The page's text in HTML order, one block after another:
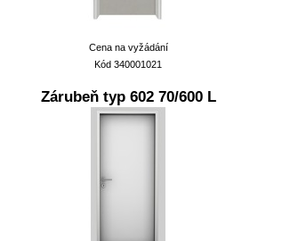
Cena na vyžádání
Kód 340001021
Zárubeň typ 602 70/600 L